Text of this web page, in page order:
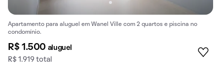
Apartamento para aluguel em Wanel Ville com 2 quartos e piscina no
condomínio.
R$ 1.500 aluguel
R$ 1.919 total